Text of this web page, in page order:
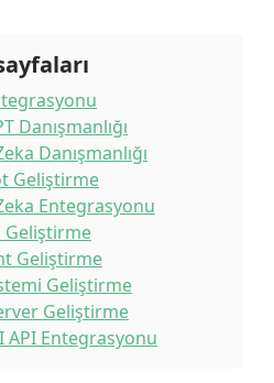
Danışmanlığı
Danışmanlığı
Geliştirme
Entegrasyonu
Geliştirme
Geliştirme
Geliştirme
Geliştirme
API Entegrasyonu